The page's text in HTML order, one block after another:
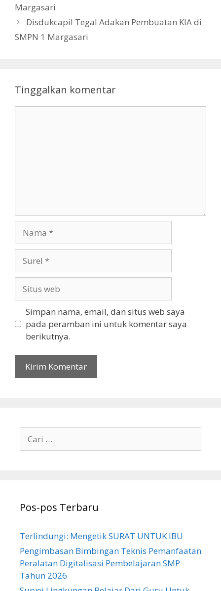
Margasari
Disdukcapil Tegal Adakan Pembuatan KIA di
SMPN 1 Margasari
Tinggalkan komentar
web
Simpan nama, email, dan situs web saya
pada peramban ini untuk komentar saya
berikutnya.
untuk:
Pos-pos Terbaru
Terlindungi: Mengetik SURAT UNTUK IBU
Pengimbasan Bimbingan Teknis Pemanfaatan
Peralatan Digitalisasi Pembelajaran SMP
Tahun 2026